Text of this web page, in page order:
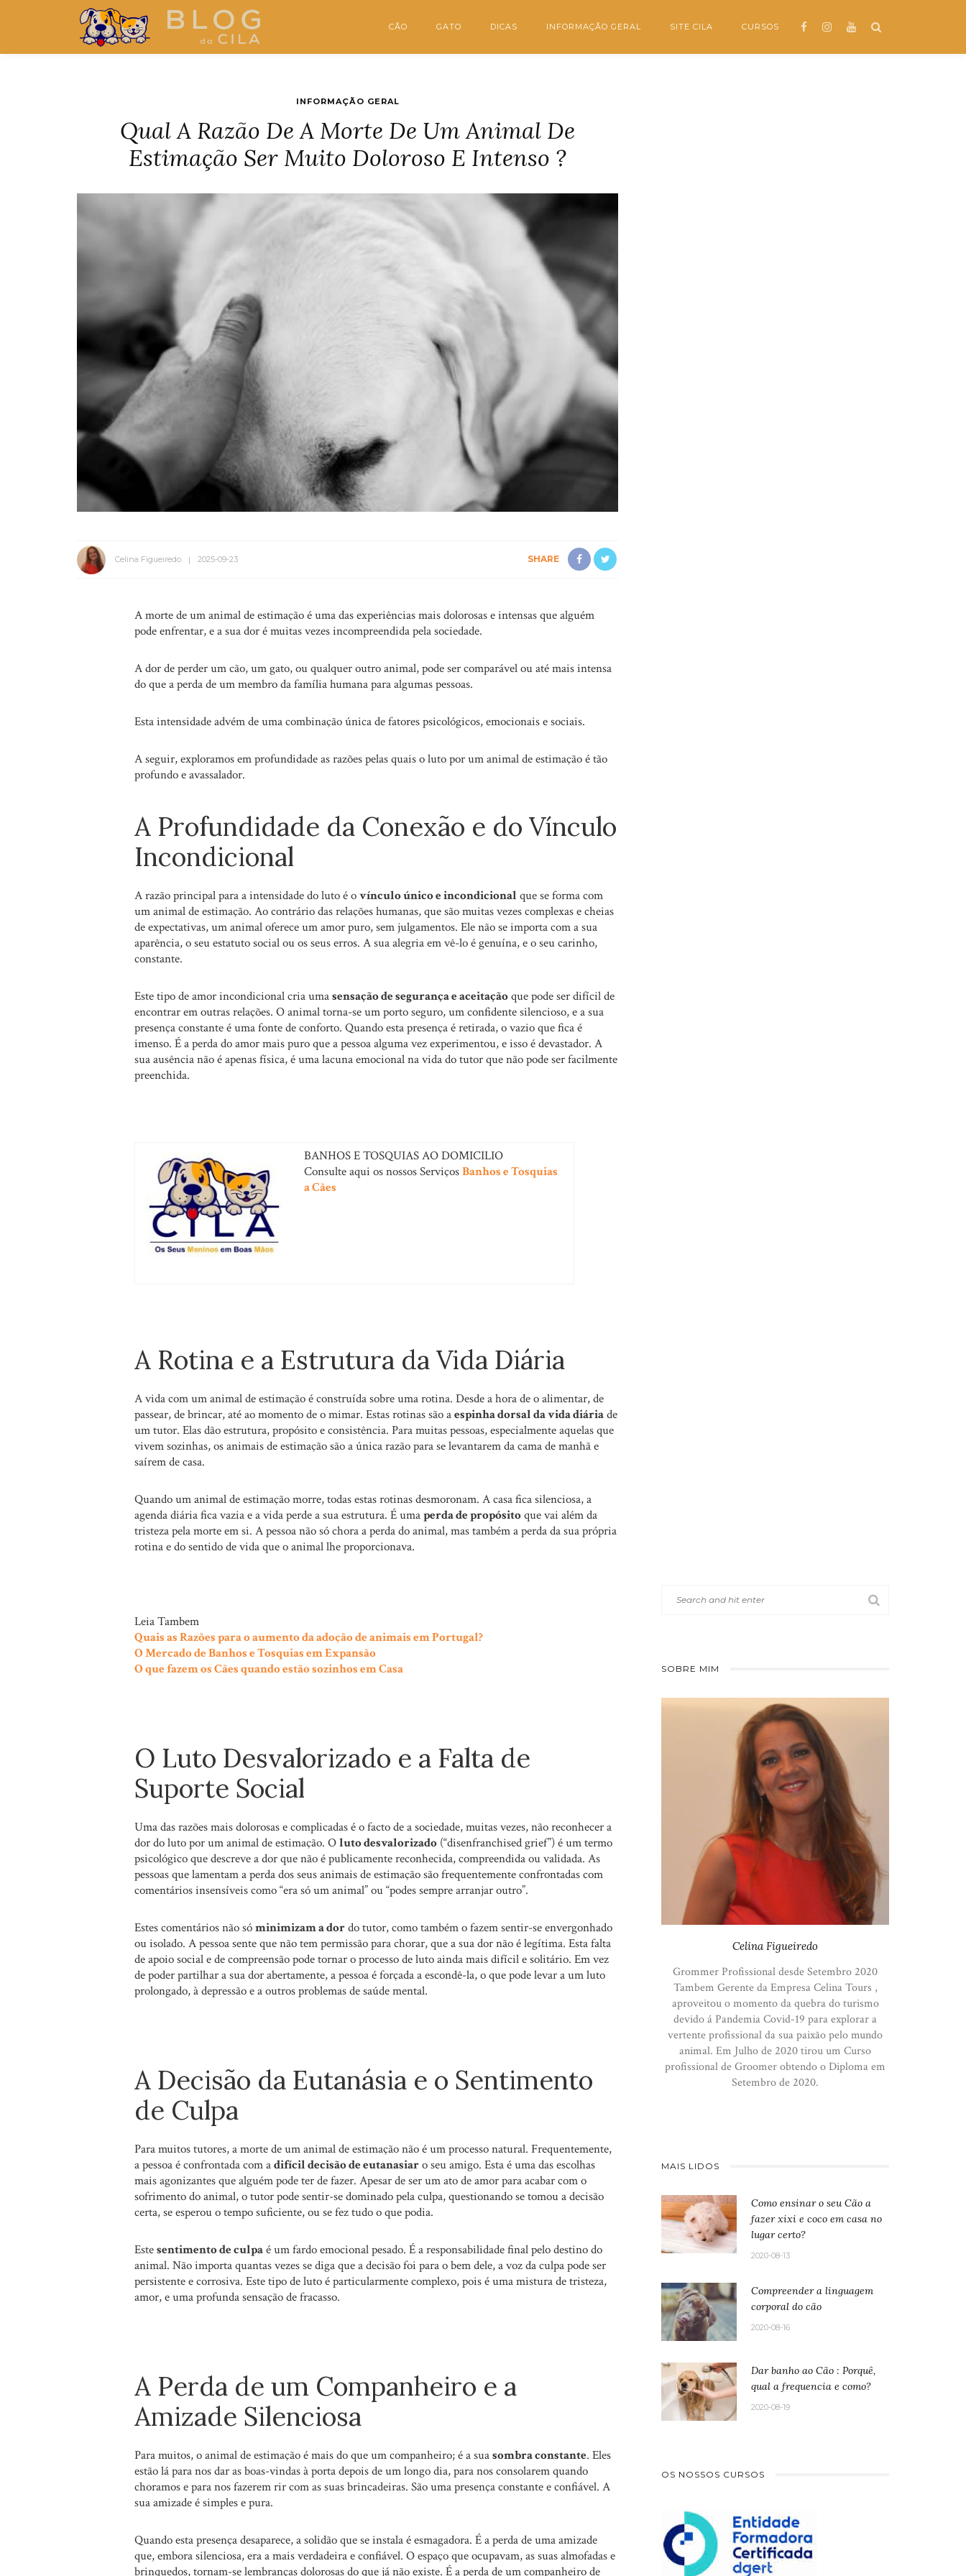
CÃO GATO DICAS INFORMAÇÃO GERAL SITE CILA CURSOS
INFORMAÇÃO GERAL
Qual A Razão De A Morte De Um Animal De
Estimação Ser Muito Doloroso E Intenso ?
Celina Figueiredo 2025-09-23 SHARE
A morte de um animal de estimação é uma das experiências mais dolorosas e intensas que alguém
pode enfrentar, e a sua dor é muitas vezes incompreendida pela sociedade.
A dor de perder um cão, um gato, ou qualquer outro animal, pode ser comparável ou até mais intensa
do que a perda de um membro da família humana para algumas pessoas.
Esta intensidade advém de uma combinação única de fatores psicológicos, emocionais e sociais.
A seguir, exploramos em profundidade as razões pelas quais o luto por um animal de estimação é tão
profundo e avassalador.
A Profundidade da Conexão e do Vínculo
Incondicional
A razão principal para a intensidade do luto é ovínculo único e incondicional que se forma com
um animal de estimação. Ao contrário das relações humanas, que são muitas vezes complexas e cheias
de expectativas, um animal oferece um amor puro, sem julgamentos. Ele não se importa com a sua
aparência, o seu estatuto social ou os seus erros. A sua alegria em vê-lo é genuína, e o seu carinho,
constante.
Este tipo de amor incondicional cria umasensação de segurança e aceitaçãoque pode ser difícil de
encontrar em outras relações. O animal torna-se um porto seguro, um confidente silencioso, e a sua
presença constante é uma fonte de conforto. Quando esta presença é retirada, o vazio que fica é
imenso. É a perda do amor mais puro que a pessoa alguma vez experimentou, e isso é devastador. A
sua ausência não é apenas física, é uma lacuna emocional na vida do tutor que não pode ser facilmente
preenchida.
BANHOS E TOSQUIAS AO DOMICILIO
Consulte aqui os nossos ServiçosBanhos e Tosquias
a Cães
A Rotina e a Estrutura da Vida Diária
A vida com um animal de estimação é construída sobre uma rotina. Desde a hora de o alimentar, de
passear, de brincar, até ao momento de o mimar. Estas rotinas são aespinha dorsal da vida diáriade
um tutor. Elas dão estrutura, propósito e consistência. Para muitas pessoas, especialmente aquelas que
vivem sozinhas, os animais de estimação são a única razão para se levantarem da cama de manhã e
saírem de casa.
Quando um animal de estimação morre, todas estas rotinas desmoronam. A casa fica silenciosa, a
agenda diária fica vazia e a vida perde a sua estrutura. É umaperda de propósitoque vai além da
tristeza pela morte em si. A pessoa não só chora a perda do animal, mas também a perda da sua própria
rotina e do sentido de vida que o animal lhe proporcionava.
Leia Tambem
Quais as Razões para o aumento da adoção de animais em Portugal?
O Mercado de Banhos e Tosquias em Expansão
O que fazem os Cães quando estão sozinhos em Casa
O Luto Desvalorizado e a Falta de
Suporte Social
Uma das razões mais dolorosas e complicadas é o facto de a sociedade, muitas vezes, não reconhecer a
dor do luto por um animal de estimação. Oluto desvalorizado (“disenfranchised grief”) é um termo
psicológico que descreve a dor que não é publicamente reconhecida, compreendida ou validada. As
pessoas que lamentam a perda dos seus animais de estimação são frequentemente confrontadas com
comentários insensíveis como “era só um animal” ou “podes sempre arranjar outro”.
Estes comentários não sóminimizam a dordo tutor, como também o fazem sentir-se envergonhado
ou isolado. A pessoa sente que não tem permissão para chorar, que a sua dor não é legítima. Esta falta
de apoio social e de compreensão pode tornar o processo de luto ainda mais difícil e solitário. Em vez
de poder partilhar a sua dor abertamente, a pessoa é forçada a escondê-la, o que pode levar a um luto
prolongado, à depressão e a outros problemas de saúde mental.
A Decisão da Eutanásia e o Sentimento
de Culpa
Para muitos tutores, a morte de um animal de estimação não é um processo natural. Frequentemente,
a pessoa é confrontada com adifícil decisão de eutanasiaro seu amigo. Esta é uma das escolhas
mais agonizantes que alguém pode ter de fazer. Apesar de ser um ato de amor para acabar com o
sofrimento do animal, o tutor pode sentir-se dominado pela culpa, questionando se tomou a decisão
certa, se esperou o tempo suficiente, ou se fez tudo o que podia.
Estesentimento de culpaé um fardo emocional pesado. É a responsabilidade final pelo destino do
animal. Não importa quantas vezes se diga que a decisão foi para o bem dele, a voz da culpa pode ser
persistente e corrosiva. Este tipo de luto é particularmente complexo, pois é uma mistura de tristeza,
amor, e uma profunda sensação de fracasso.
A Perda de um Companheiro e a
Amizade Silenciosa
Para muitos, o animal de estimação é mais do que um companheiro; é a suasombra constante. Eles
estão lá para nos dar as boas-vindas à porta depois de um longo dia, para nos consolarem quando
choramos e para nos fazerem rir com as suas brincadeiras. São uma presença constante e confiável. A
sua amizade é simples e pura.
Quando esta presença desaparece, a solidão que se instala é esmagadora. É a perda de uma amizade
que, embora silenciosa, era a mais verdadeira e confiável. O espaço que ocupavam, as suas almofadas e
brinquedos, tornam-se lembranças dolorosas do que já não existe. É a perda de um companheiro de
SOBRE MIM
Celina Figueiredo
Grommer Profissional desde Setembro 2020
Tambem Gerente da Empresa Celina Tours ,
aproveitou o momento da quebra do turismo
devido á Pandemia Covid-19 para explorar a
vertente profissional da sua paixão pelo mundo
animal. Em Julho de 2020 tirou um Curso
profissional de Groomer obtendo o Diploma em
Setembro de 2020.
MAIS LIDOS
Como ensinar o seu Cão a
fazer xixi e coco em casa no
lugar certo?
2020-08-13
Compreender a linguagem
corporal do cão
2020-08-16
Dar banho ao Cão : Porquê,
qual a frequencia e como?
2020-08-19
OS NOSSOS CURSOS